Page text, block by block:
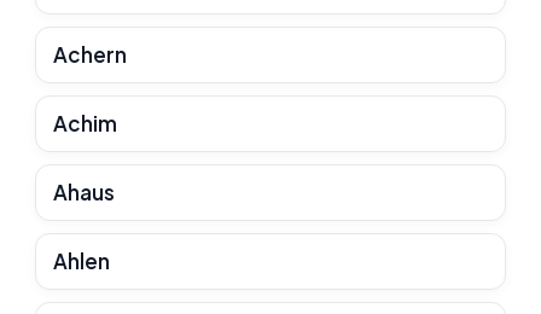
Achern
Achim
Ahaus
Ahlen